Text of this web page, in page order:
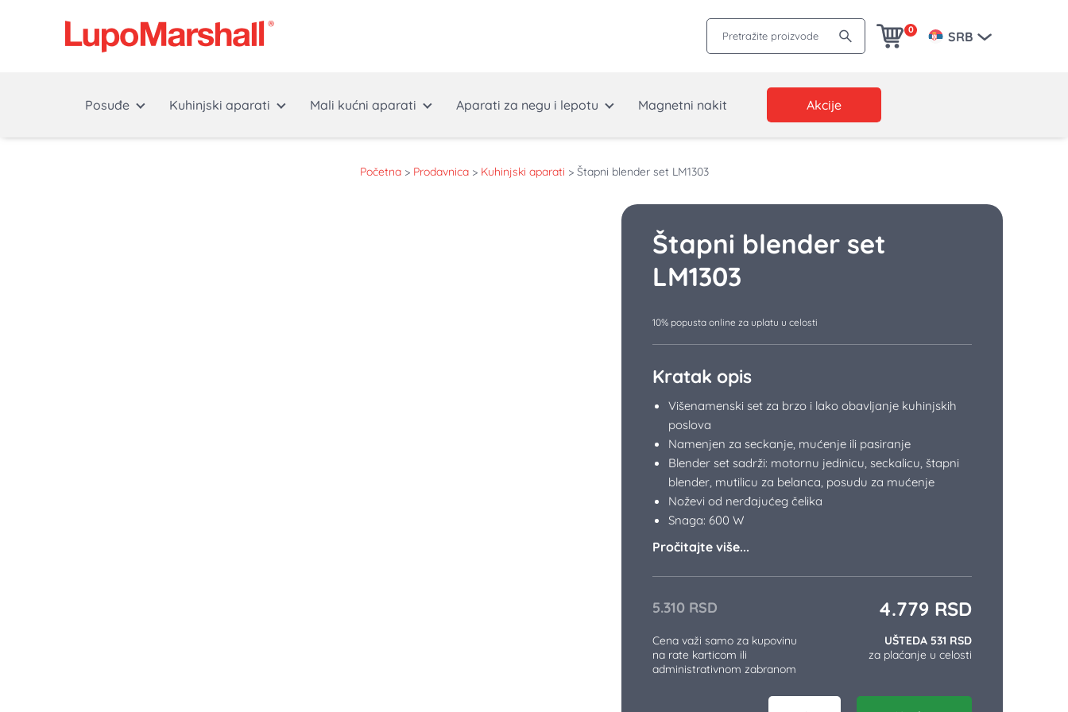
Pretražite proizvode 0 SRB
Posuđe Kuhinjski aparati Mali kućni aparati Aparati za negu i lepotu Magnetni nakit Akcije
Početna > Prodavnica > Kuhinjski aparati > Štapni blender set LM1303
Štapni blender set
LM1303
10% popusta online za uplatu u celosti
5.310 RSD
Cena važi samo za kupovinu
na rate karticom ili
administrativnom zabranom
4.779 RSD
UŠTEDA 531 RSD
za plaćanje u celosti
Kratak opis
Višenamenski set za brzo i lako obavljanje kuhinjskih
poslova
Namenjen za seckanje, mućenje ili pasiranje
Blender set sadrži: motornu jedinicu, seckalicu, štapni
blender, mutilicu za belanca, posudu za mućenje
Noževi od nerđajućeg čelika
Snaga: 600 W
Pročitajte više...